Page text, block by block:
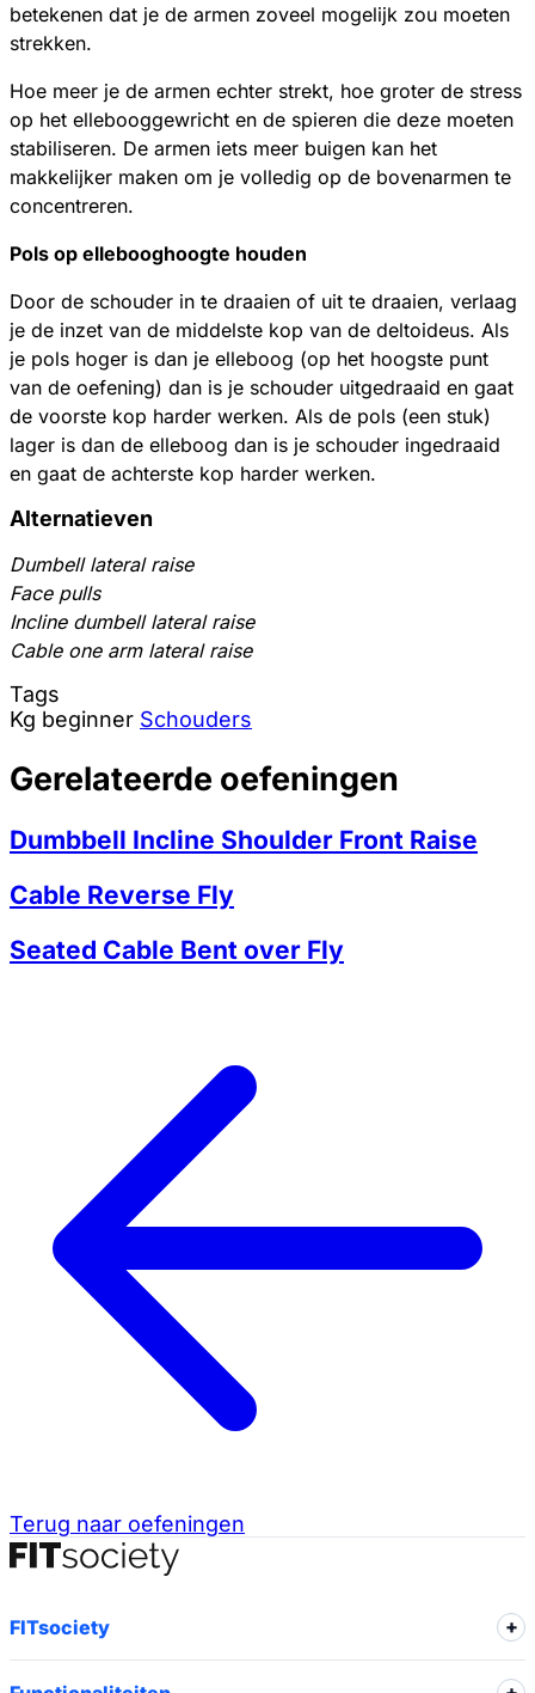
betekenen dat je de armen zoveel mogelijk zou moeten
strekken.
Hoe meer je de armen echter strekt, hoe groter de stress
op het ellebooggewricht en de spieren die deze moeten
stabiliseren. De armen iets meer buigen kan het
makkelijker maken om je volledig op de bovenarmen te
concentreren.
Pols op ellebooghoogte houden
Door de schouder in te draaien of uit te draaien, verlaag
je de inzet van de middelste kop van de deltoideus. Als
je pols hoger is dan je elleboog (op het hoogste punt
van de oefening) dan is je schouder uitgedraaid en gaat
de voorste kop harder werken. Als de pols (een stuk)
lager is dan de elleboog dan is je schouder ingedraaid
en gaat de achterste kop harder werken.
Alternatieven
Dumbell lateral raise
Face pulls
Incline dumbell lateral raise
Cable one arm lateral raise
Tags
Kg beginner Schouders
Gerelateerde oefeningen
Dumbbell Incline Shoulder Front Raise
Cable Reverse Fly
Seated Cable Bent over Fly
Terug naar oefeningen
FITsociety